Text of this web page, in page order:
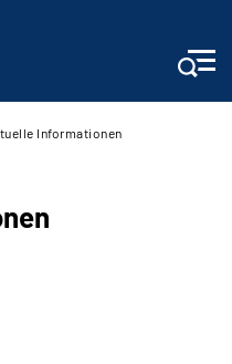
Informationen